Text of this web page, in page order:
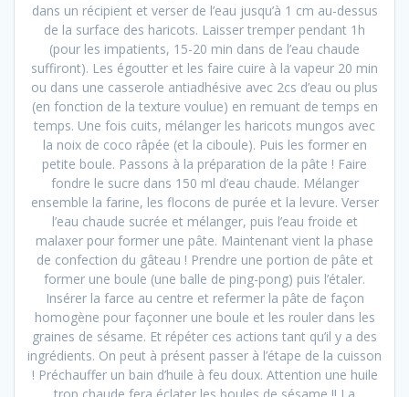
dans un récipient et verser de l’eau jusqu’à 1 cm au-dessus
de la surface des haricots. Laisser tremper pendant 1h
(pour les impatients, 15-20 min dans de l’eau chaude
suffiront). Les égoutter et les faire cuire à la vapeur 20 min
ou dans une casserole antiadhésive avec 2cs d’eau ou plus
(en fonction de la texture voulue) en remuant de temps en
temps. Une fois cuits, mélanger les haricots mungos avec
la noix de coco râpée (et la ciboule). Puis les former en
petite boule. Passons à la préparation de la pâte ! Faire
fondre le sucre dans 150 ml d’eau chaude. Mélanger
ensemble la farine, les flocons de purée et la levure. Verser
l’eau chaude sucrée et mélanger, puis l’eau froide et
malaxer pour former une pâte. Maintenant vient la phase
de confection du gâteau ! Prendre une portion de pâte et
former une boule (une balle de ping-pong) puis l’étaler.
Insérer la farce au centre et refermer la pâte de façon
homogène pour façonner une boule et les rouler dans les
graines de sésame. Et répéter ces actions tant qu’il y a des
ingrédients. On peut à présent passer à l’étape de la cuisson
! Préchauffer un bain d’huile à feu doux. Attention une huile
trop chaude fera éclater les boules de sésame !! La